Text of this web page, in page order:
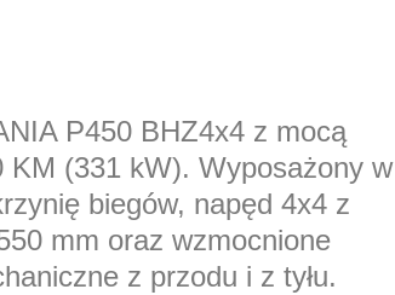
P450 BHZ4x4 z mocą
KM (331 kW). Wyposażony w
biegów, napęd 4x4 z
mm oraz wzmocnione
z przodu i z tyłu.